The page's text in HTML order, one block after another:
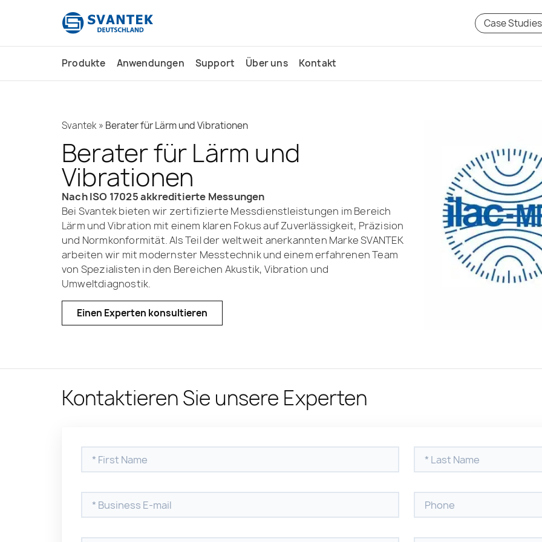
Case Studies
Produkte Anwendungen Support Über uns Kontakt
Svantek» Berater für Lärm und Vibrationen
Berater für Lärm und
Vibrationen
Nach ISO 17025 akkreditierte Messungen
Bei Svantek bieten wir zertifizierte Messdienstleistungen im Bereich
Lärm und Vibration mit einem klaren Fokus auf Zuverlässigkeit, Präzision
und Normkonformität. Als Teil der weltweit anerkannten Marke SVANTEK
arbeiten wir mit modernster Messtechnik und einem erfahrenen Team
von Spezialisten in den Bereichen Akustik, Vibration und
Umweltdiagnostik.
Einen Experten konsultieren
Kontaktieren Sie unsere Experten